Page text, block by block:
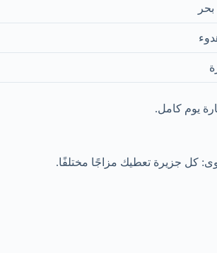
يوم كامل.
كل جزيرة تعطيك مزاجًا مختلفًا.